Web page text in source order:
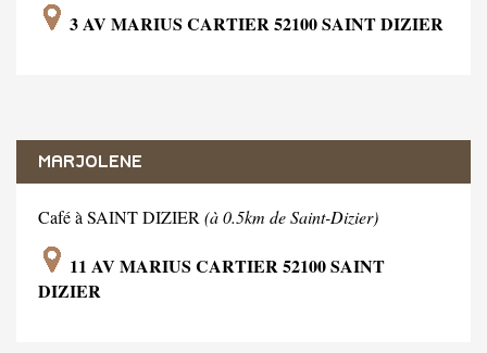
3 AV MARIUS CARTIER 52100 SAINT DIZIER
MARJOLENE
Café à SAINT DIZIER (à 0.5km de Saint-Dizier)
11 AV MARIUS CARTIER 52100 SAINT
DIZIER